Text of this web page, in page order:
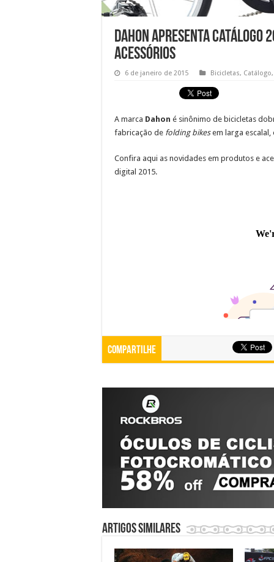
Dahon apresenta catálogo
acessórios
6 de janeiro de 2015 Bicicletas, Catálogo
A marca Dahon é sinônimo de bicicletas
fabricação de folding bikesem larga escalal,
Confira aqui as novidades em produtos e
digital 2015.
Compartilhe
Artigos similares